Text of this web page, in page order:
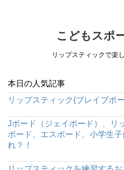
こどもスポ
リップスティックで楽
本日の人気記事
リップスティック(ブレイブボ
Jボード（ジェイボード）、リ
ボード、エスボード、小学生
れ？！